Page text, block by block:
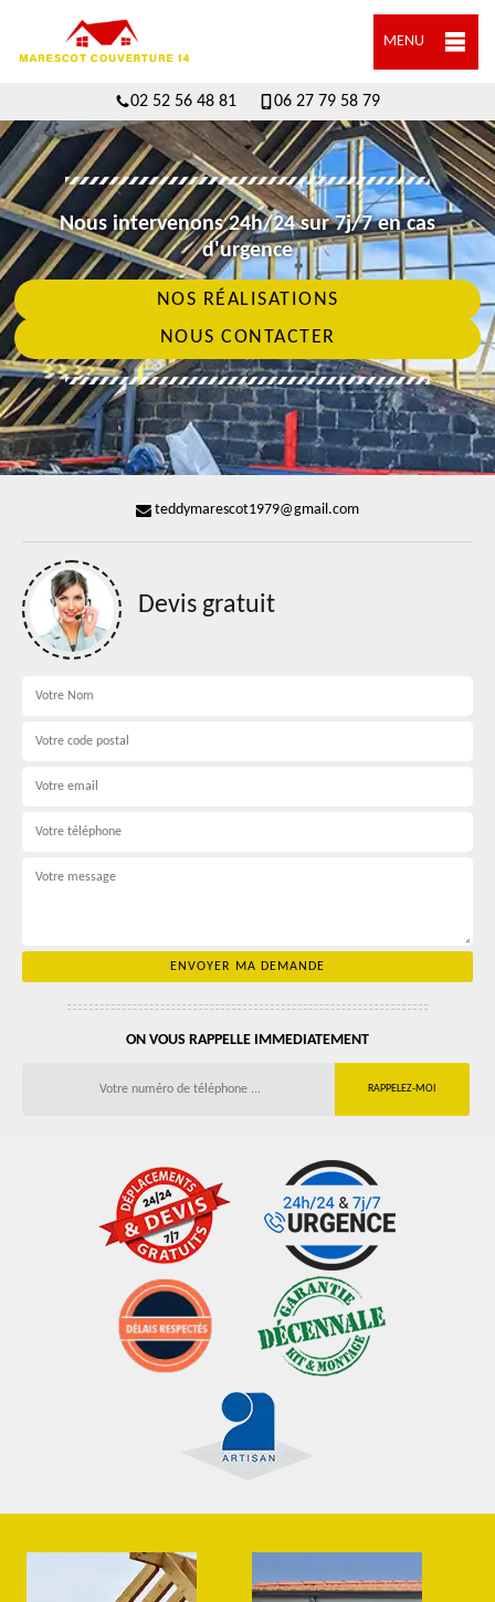
MENU
02 52 56 48 81 06 27 79 58 79
Nous intervenons 24h/24 sur 7j/7 en cas
d'urgence
NOS RÉALISATIONS
NOUS CONTACTER
teddymarescot1979@gmail.com
Devis gratuit
ON VOUS RAPPELLE IMMEDIATEMENT